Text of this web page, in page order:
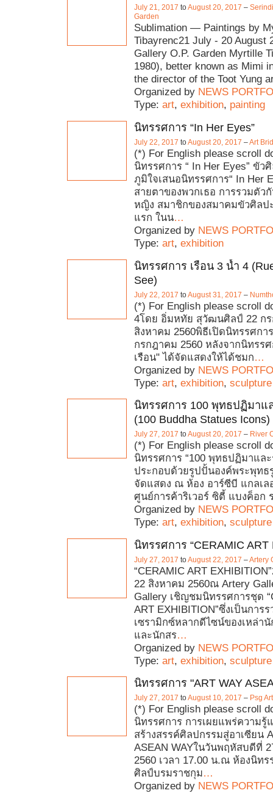
July 21, 2017 toAugust 20, 2017 –
Garden
Sublimation — Paintings by
Tibayrenc21 July - 20 August
Gallery O.P. Garden Myrtille
1980), better known as Mimi
the director of the Toot Yung
Organized by NEWS
Type: art, exhibition, painting
นิทรรศการ “In Her Eyes”
July 22, 2017 toAugust 20, 2017 –Art
(*) For English please scroll
นิทรรศการ “ In Her Eyes” ขัว
ภูมิใจเสนอนิทรรศการ“ In Her
สายตาของพวกเธอ การรวมตัว
หญิง สมาชิกของสมาคมขัวศิลป
แรก ในน…
Organized by NEWS
Type: art, exhibition
นิทรรศการ เรือน 3 น้ำ 4
See)
July 22, 2017 toAugust 31, 2017 –
(*) For English please scroll
4โดย อิ่มหทัย สุวัฒนศิลป์ 22 ก
สิงหาคม 2560พิธีเปิดนิทรรศกา
กรกฎาคม 2560 หลังจากนิทรร
เรือน" ได้จัดแสดงให้ได้ชมก…
Organized by NEWS
Type: art, exhibition, sculpture
นิทรรศการ 100 พุทธปฏิมาแ
(100 Buddha Statues Icons)
July 27, 2017 toAugust 20, 2017 – River
(*) For English please scroll
นิทรรศการ “100 พุทธปฏิมาและ
ประกอบด้วยรูปปั้นองค์พระพุทธ
จัดแสดง ณ ห้อง อาร์ซีบี แกลเล
ศูนย์การค้าริเวอร์ ซิตี้ แบงค็อก
Organized by NEWS
Type: art, exhibition, sculpture
นิทรรศการ “CERAMIC ART
July 27, 2017 toAugust 22, 2017 –Artery
“CERAMIC ART
22 สิงหาคม 2560ณ Artery
Gallery เชิญชมนิทรรศการชุด
ART EXHIBITION”ซึ่งเป็นการ
เซรามิกซ์หลากดีไซน์ของเหล่า
และนักสร…
Organized by NEWS
Type: art, exhibition, sculpture
นิทรรศการ "ART WAY
July 27, 2017 toAugust 10, 2017 – Psg
(*) For English please scroll
นิทรรศการ การเผยแพร่ความรู้
สร้างสรรค์ศิลปกรรมสู่อาเซียน
ASEAN WAYในวันพฤหัสบดีที่
2560 เวลา 17.00 น.ณ ห้องนิท
ศิลป์บรมราชกุม…
Organized by NEWS